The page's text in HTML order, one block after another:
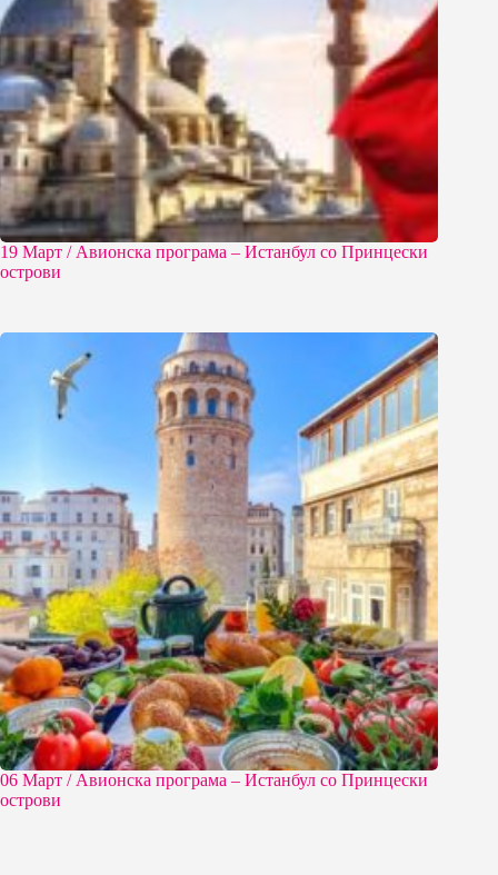
19 Март / Aвионска програма – Истанбул со Принцески
острови
06 Март / Aвионска програма – Истанбул со Принцески
острови